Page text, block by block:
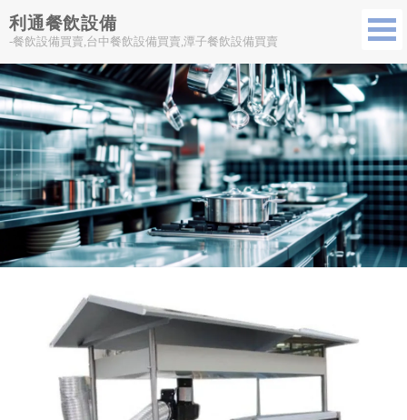
利通餐飲設備
-餐飲設備買賣,台中餐飲設備買賣,潭子餐飲設備買賣